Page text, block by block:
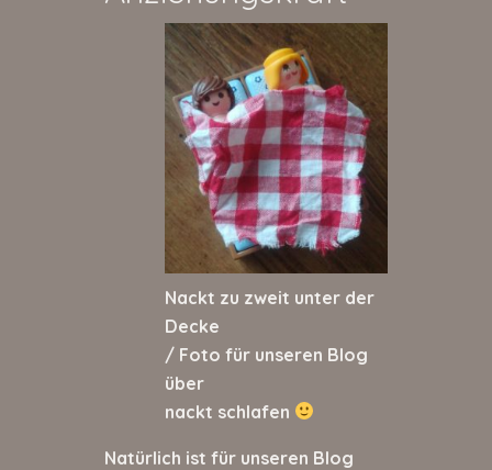
Nackt zu zweit unter der
Decke
/ Foto für unseren Blog
über
nackt schlafen
Natürlich ist für unseren Blog